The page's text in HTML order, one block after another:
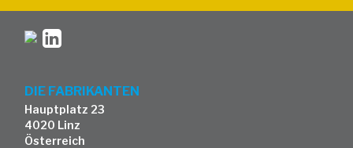
DIE FABRIKANTEN
Hauptplatz 23
4020 Linz
Österreich